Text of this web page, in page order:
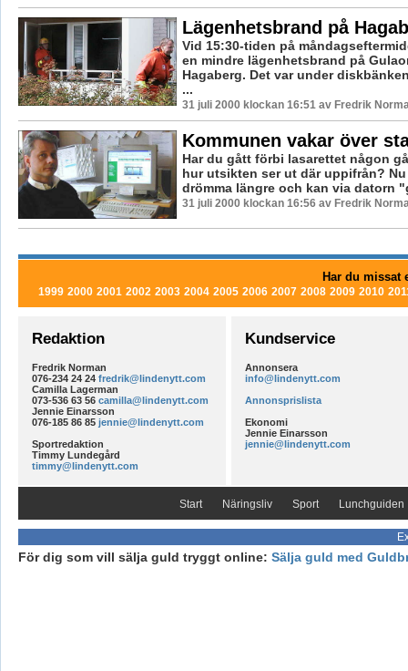
Lägenhetsbrand på
Vid 15:30-tiden på
en mindre lägenhetsbrand på
Hagaberg. Det var under
...
31 juli 2000 klockan 16:51 av Fredrik
Kommunen vakar över
Har du gått förbi lasarettet någon
hur utsikten ser ut där uppifrån?
drömma längre och kan via datorn
31 juli 2000 klockan 16:56 av Fredrik
Har du missat
1999 2000 2001 2002 2003 2004 2005 2006 2007 2008 2009 2010
Redaktion
Fredrik Norman
076-234 24 24 fredrik@lindenytt.com
Camilla Lagerman
073-536 63 56 camilla@lindenytt.com
Jennie Einarsson
076-185 86 85 jennie@lindenytt.com
Sportredaktion
Timmy Lundegård
timmy@lindenytt.com
Kundservice
Annonsera
info@lindenytt.com
Annonsprislista
Ekonomi
Jennie Einarsson
jennie@lindenytt.com
Start Näringsliv Sport Lunchguiden
För dig som vill sälja guld tryggt online: Sälja guld med